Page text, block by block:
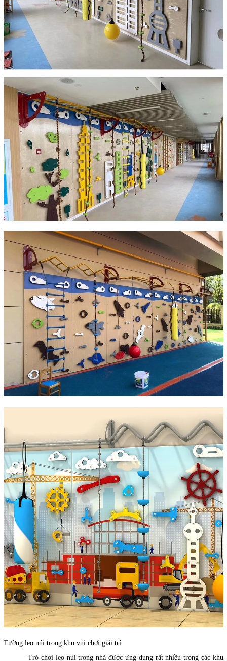
Tường leo núi trong khu vui chơi giải trí
Trò chơi leo núi trong nhà được ứng dụng rất nhiều trong các khu